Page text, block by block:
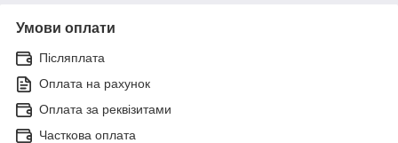
Умови оплати
Післяплата
Оплата на рахунок
Оплата за реквізитами
Часткова оплата